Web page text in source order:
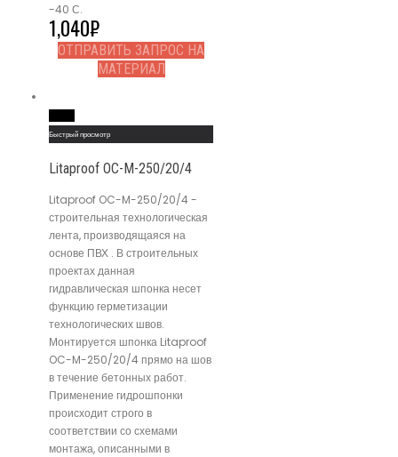
-40 С.
1,040₽
ОТПРАВИТЬ ЗАПРОС НА
МАТЕРИАЛ
Быстрый просмотр
Litaproof OC-M-250/20/4
Litaproof OC-M-250/20/4 -
строительная технологическая
лента, производящаяся на
основе ПВХ . В строительных
проектах данная
гидравлическая шпонка несет
функцию герметизации
технологических швов.
Монтируется шпонка Litaproof
OC-M-250/20/4 прямо на шов
в течение бетонных работ.
Применение гидрошпонки
происходит строго в
соответствии со схемами
монтажа, описанными в